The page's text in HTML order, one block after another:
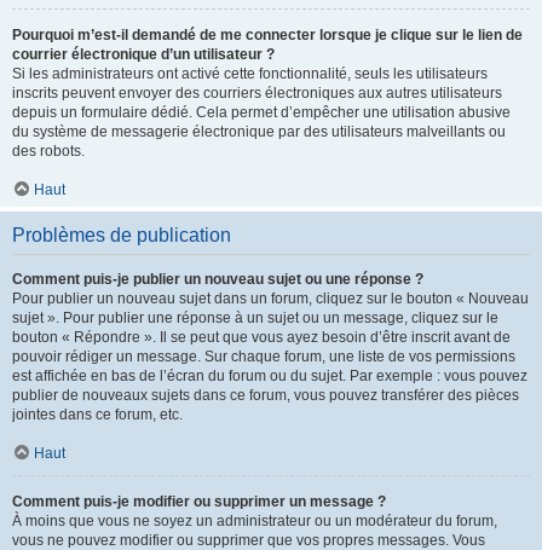
Pourquoi m’est-il demandé de me connecter lorsque je clique sur le lien de
courrier électronique d’un utilisateur ?
Si les administrateurs ont activé cette fonctionnalité, seuls les utilisateurs
inscrits peuvent envoyer des courriers électroniques aux autres utilisateurs
depuis un formulaire dédié. Cela permet d’empêcher une utilisation abusive
du système de messagerie électronique par des utilisateurs malveillants ou
des robots.
Haut
Problèmes de publication
Comment puis-je publier un nouveau sujet ou une réponse ?
Pour publier un nouveau sujet dans un forum, cliquez sur le bouton « Nouveau
sujet ». Pour publier une réponse à un sujet ou un message, cliquez sur le
bouton « Répondre ». Il se peut que vous ayez besoin d’être inscrit avant de
pouvoir rédiger un message. Sur chaque forum, une liste de vos permissions
est affichée en bas de l’écran du forum ou du sujet. Par exemple : vous pouvez
publier de nouveaux sujets dans ce forum, vous pouvez transférer des pièces
jointes dans ce forum, etc.
Haut
Comment puis-je modifier ou supprimer un message ?
À moins que vous ne soyez un administrateur ou un modérateur du forum,
vous ne pouvez modifier ou supprimer que vos propres messages. Vous